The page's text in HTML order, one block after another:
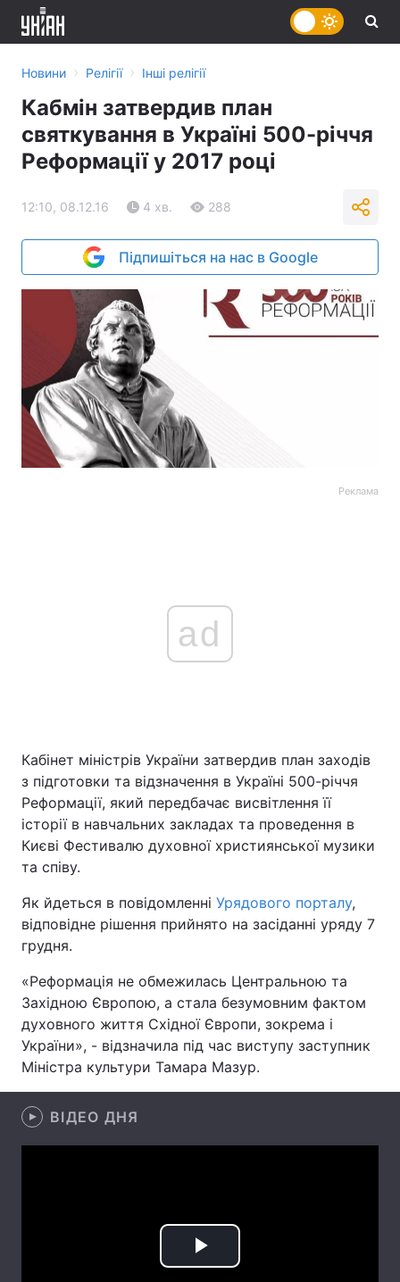
Головна
Україна Політика
Економіка
Спорт Наука
Техно і зв'язок Лайт
Зброя Інциденти
Здоров'я
Новини › Релігії › Інші релігії
Кабмін затвердив план
святкування в Україні 500-річчя
Реформації у 2017 році
12:10, 08.12.16 4 хв. 288
Підпишіться на нас в Google
Реклама
ad
Кабінет міністрів України затвердив план заходів
з підготовки та відзначення в Україні 500-річчя
Реформації, який передбачає висвітлення її
історії в навчальних закладах та проведення в
Києві Фестивалю духовної християнської музики
та співу.
Як йдеться в повідомленні Урядового порталу,
відповідне рішення прийнято на засіданні уряду 7
грудня.
«Реформація не обмежилась Центральною та
Західною Європою, а стала безумовним фактом
духовного життя Східної Європи, зокрема і
України», - відзначила під час виступу заступник
Міністра культури Тамара Мазур.
ВІДЕО ДНЯ
Play